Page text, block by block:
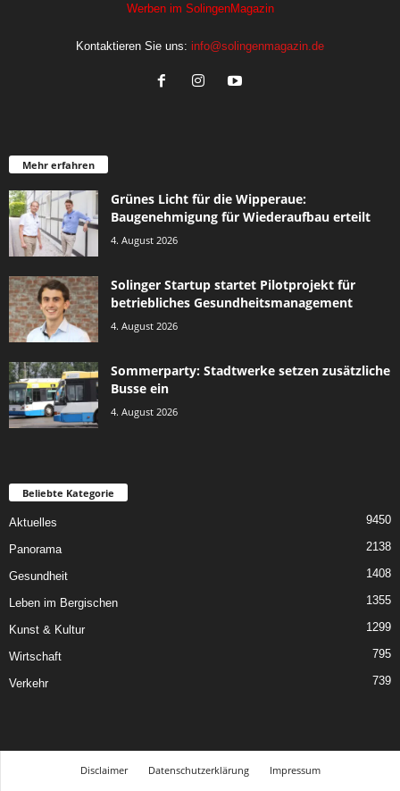
Werben im SolingenMagazin
Kontaktieren Sie uns: info@solingenmagazin.de
Mehr erfahren
Grünes Licht für die Wipperaue:
Baugenehmigung für Wiederaufbau erteilt
4. August 2026
Solinger Startup startet Pilotprojekt für
betriebliches Gesundheitsmanagement
4. August 2026
Sommerparty: Stadtwerke setzen zusätzliche
Busse ein
4. August 2026
Beliebte Kategorie
Aktuelles 9450
Panorama 2138
Gesundheit 1408
Leben im Bergischen 1355
Kunst & Kultur 1299
Wirtschaft 795
Verkehr 739
Disclaimer Datenschutzerklärung
Impressum